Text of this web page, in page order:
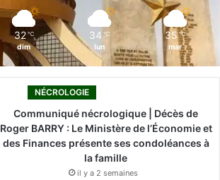
32 ℃
dim
34 ℃
lun
35 ℃
mar
NÉCROLOGIE
Communiqué nécrologique | Décès de
Roger BARRY : Le Ministère de l’Économie et
des Finances présente ses condoléances à
la famille
il y a 2 semaines